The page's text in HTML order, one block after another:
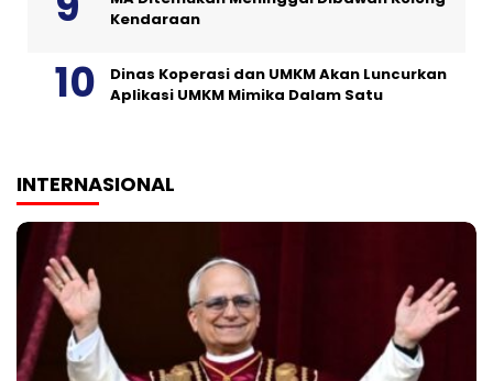
Kendaraan
Dinas Koperasi dan UMKM Akan Luncurkan
Aplikasi UMKM Mimika Dalam Satu
INTERNASIONAL